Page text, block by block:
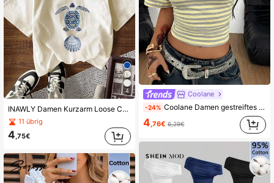
4
INAWLY Damen Kurzarm Loose Casual T-Shirt mit Schildkröten-, Muschel- und Blumenmuster
11 übrig
4 ,75€
Coolane
-24% Coolane Damen gestreiftes Crop Lässig T-Shirt mit Rundhalsausschnitt und Kurzarm
4,76€ 6,29€